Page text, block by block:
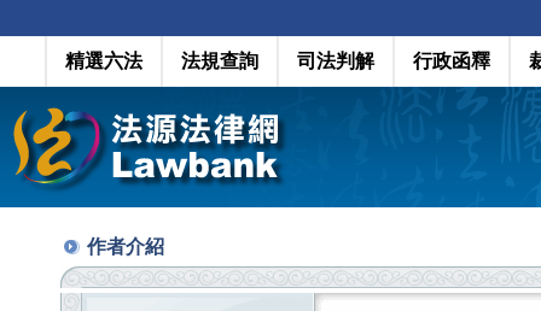
精選六法 法規查詢 司法判解 行政函釋
作者介紹